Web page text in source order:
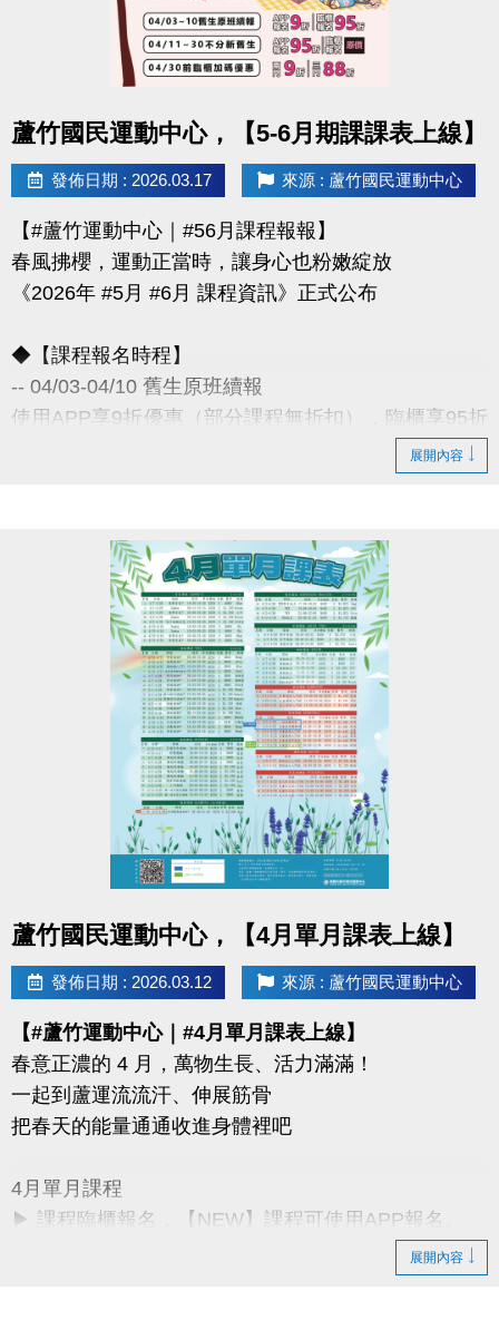
蘆竹國民運動中心，【5-6月期課課表上線】
發佈日期 : 2026.03.17 來源 : 蘆竹國民運動中心
【#蘆竹運動中心｜#56月課程報報】
春風拂櫻，運動正當時，讓身心也粉嫩綻放
《2026年 #5月 #6月 課程資訊》正式公布
◆【課程報名時程】
-- 04/03-04/10 舊生原班續報
使用APP享9折優惠（部分課程無折扣），臨櫃享95折
◆【舊生定義】
報名完整3-4月期課、4月單月課程
且開班成功，無中途退費之學員
04/11-04/30 不分新舊生
APP報名享95折優惠
04/30 前 本期臨櫃報名
《 有 加碼優惠 喔 》
同一人報名三門以上 → 88折優惠
同一人報名兩門以上 → 9折優惠
連絡資訊
-洽詢專線：03-2639066 #115、116
https://www.lzsports.com.tw/zh_TW/news/pageID/1/
-FB : 桃園市蘆竹國民運動中心
-IG : @luzhusports
展開內容
蘆竹國民運動中心，【4月單月課表上線】
發佈日期 : 2026.03.12 來源 : 蘆竹國民運動中心
【#蘆竹運動中心｜#4月單月課表上線】
春意正濃的 4 月，萬物生長、活力滿滿！
一起到蘆運流流汗、伸展筋骨
把春天的能量通通收進身體裡吧
4月單月課程
▶ 課程臨櫃報名，【NEW】課程可使用APP報名。
展開內容